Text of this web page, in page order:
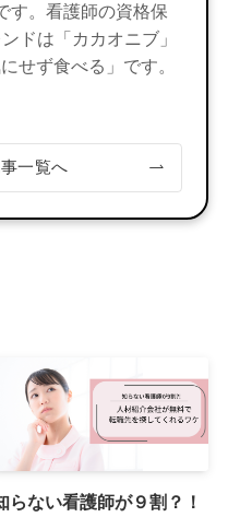
す。看護師の資格保
ドは「カカオニブ」
せず食べる」です。
一覧へ
らない看護師が９割？！